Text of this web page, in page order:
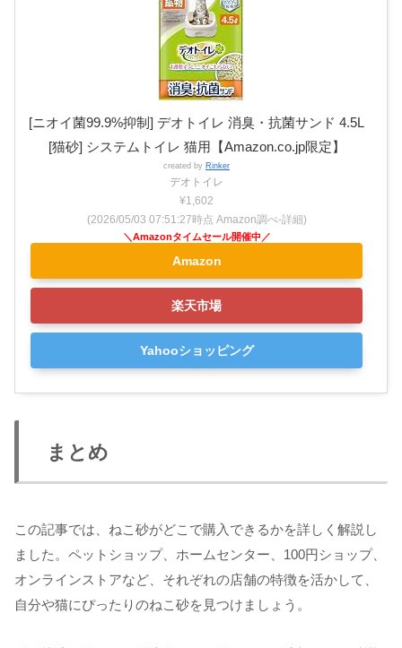
[ニオイ菌99.9%抑制] デオトイレ 消臭・抗菌サンド 4.5L
[猫砂] システムトイレ 猫用【Amazon.co.jp限定】
created by Rinker
デオトイレ
¥1,602
(2026/05/03 07:51:27時点 Amazon調べ-詳細)
Amazon
楽天市場
Yahooショッピング
まとめ
この記事では、ねこ砂がどこで購入できるかを詳しく解説し
ました。ペットショップ、ホームセンター、100円ショップ、
オンラインストアなど、それぞれの店舗の特徴を活かして、
自分や猫にぴったりのねこ砂を見つけましょう。